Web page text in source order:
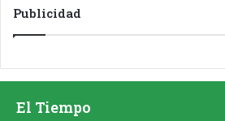
Publicidad
El Tiempo